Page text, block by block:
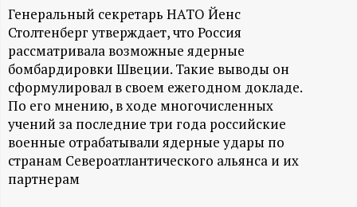
А
Н
-
и
н
Генеральный секретарь НАТО Йенс
Столтенберг утверждает, что Россия
рассматривала возможные ядерные
бомбардировки Швеции. Такие выводы он
сформулировал в своем ежегодном докладе.
По его мнению, в ходе многочисленных
учений за последние три года российские
военные отрабатывали ядерные удары по
странам Североатлантического альянса и их
партнерам